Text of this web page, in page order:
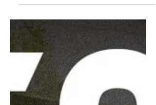
урилга авсан багууд сүүлийн LAN
тодорч, хэд хэдэн том нэрс оролцож
илүү сонирхолтой болгож байна.
Ерөнхий мэдээлэл IEM Cologne Major
2026 нь CS2-ийн хамгийн нэр
хүндтэй Major тэмцээнүүдийн нэг
бөгөөд Германы Кёльн хотод зохион